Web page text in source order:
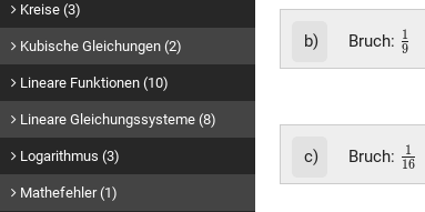
b) Bruch: 9
1
c) Bruch: 16
1
Kreise (3)
Kubische Gleichungen (2)
Lineare Funktionen (10)
Lineare Gleichungssysteme (8)
Logarithmus (3)
Mathefehler (1)